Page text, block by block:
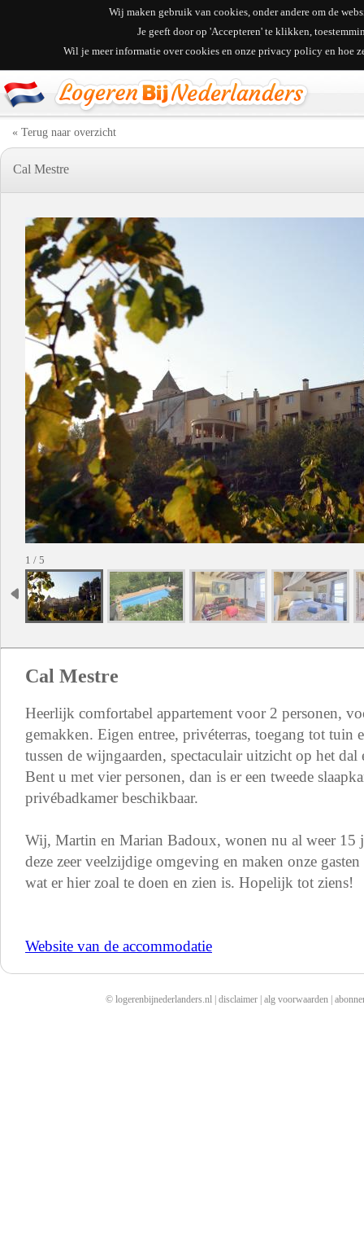
Wij maken gebruik van cookies, onder andere om de
Je geeft door op 'Accepteren' te klikken,
Wil je meer informatie over cookies en onze privacy policy en hoe
« Terug naar overzicht
Cal Mestre
1 / 5
Cal Mestre
Heerlijk comfortabel appartement voor 2 personen,
gemakken. Eigen entree, privéterras, toegang tot tuin
tussen de wijngaarden, spectaculair uitzicht op het dal
Bent u met vier personen, dan is er een tweede
privébadkamer beschikbaar.
Wij, Martin en Marian Badoux, wonen nu al weer 15
deze zeer veelzijdige omgeving en maken onze
wat er hier zoal te doen en zien is. Hopelijk tot ziens!
Website van de accommodatie
© logerenbijnederlanders.nl | disclaimer| alg voorwaarden|